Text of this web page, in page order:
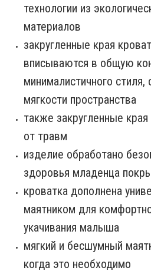
технологии из
материалов
закругленные края
вписываются в общую
минималистичного
мягкости пространства
также закругленные
от травм
изделие обработано
здоровья младенца
кроватка дополнена
маятником для
укачивания малыша
мягкий и бесшумный
когда это необходимо